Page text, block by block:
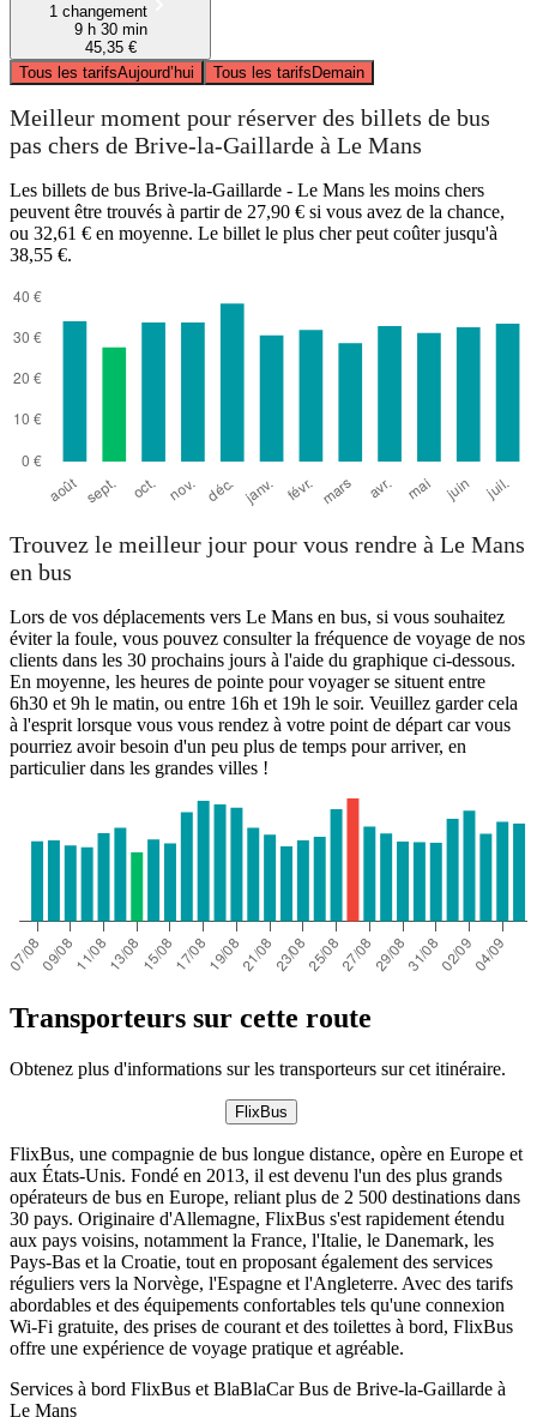
1 changement
9 h 30 min
45,35 €
Tous les tarifsAujourd’hui Tous les tarifsDemain
Meilleur moment pour réserver des billets de bus
pas chers de Brive-la-Gaillarde à Le Mans
Les billets de bus Brive-la-Gaillarde - Le Mans les moins chers
peuvent être trouvés à partir de 27,90 € si vous avez de la chance,
ou 32,61 € en moyenne. Le billet le plus cher peut coûter jusqu'à
38,55 €.
Trouvez le meilleur jour pour vous rendre à Le Mans
en bus
Lors de vos déplacements vers Le Mans en bus, si vous souhaitez
éviter la foule, vous pouvez consulter la fréquence de voyage de nos
clients dans les 30 prochains jours à l'aide du graphique ci-dessous.
En moyenne, les heures de pointe pour voyager se situent entre
6h30 et 9h le matin, ou entre 16h et 19h le soir. Veuillez garder cela
à l'esprit lorsque vous vous rendez à votre point de départ car vous
pourriez avoir besoin d'un peu plus de temps pour arriver, en
particulier dans les grandes villes !
Transporteurs sur cette route
Obtenez plus d'informations sur les transporteurs sur cet itinéraire.
FlixBus
FlixBus, une compagnie de bus longue distance, opère en Europe et
aux États-Unis. Fondé en 2013, il est devenu l'un des plus grands
opérateurs de bus en Europe, reliant plus de 2 500 destinations dans
30 pays. Originaire d'Allemagne, FlixBus s'est rapidement étendu
aux pays voisins, notamment la France, l'Italie, le Danemark, les
Pays-Bas et la Croatie, tout en proposant également des services
réguliers vers la Norvège, l'Espagne et l'Angleterre. Avec des tarifs
abordables et des équipements confortables tels qu'une connexion
Wi-Fi gratuite, des prises de courant et des toilettes à bord, FlixBus
offre une expérience de voyage pratique et agréable.
Services à bord FlixBus et BlaBlaCar Bus de Brive-la-Gaillarde à
Le Mans